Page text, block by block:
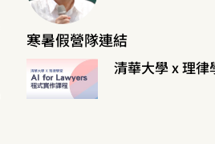
寒暑假營隊連結